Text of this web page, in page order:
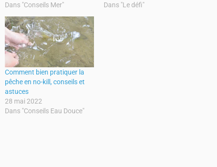
Dans "Conseils Mer"
Dans "Le défi"
Comment bien pratiquer la
pêche en no-kill, conseils et
astuces
28 mai 2022
Dans "Conseils Eau Douce"